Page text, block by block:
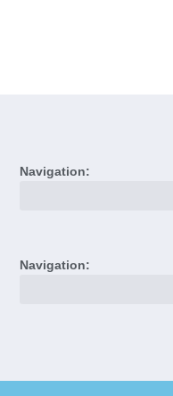
Navigation:
Navigation: